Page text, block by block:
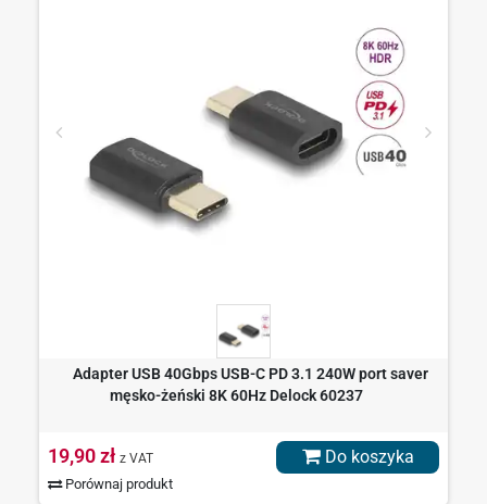
Adapter USB 40Gbps USB-C PD 3.1 240W port saver
męsko-żeński 8K 60Hz Delock 60237
19,90 zł z VAT
Porównaj produkt
Do koszyka